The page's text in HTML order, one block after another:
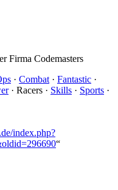
Firma Codemasters
· Combat · Fantastic ·
· Racers · Skills · Sports ·
index.php?
“